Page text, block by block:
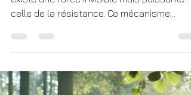
Cheminement intérieur
Résistance et Acceptation
Évolution.